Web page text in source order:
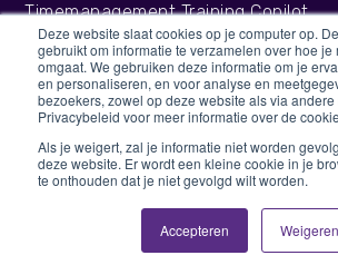
Deze website slaat cookies op je computer op.
gebruikt om informatie te verzamelen over hoe je
omgaat. We gebruiken deze informatie om je
en personaliseren, en voor analyse en
bezoekers, zowel op deze website als via
Privacybeleid voor meer informatie over de
Als je weigert, zal je informatie niet worden
deze website. Er wordt een kleine cookie in je
te onthouden dat je niet gevolgd wilt worden.
Accepteren Weigeren
Timemanagement Training Copilot
Timemanagement Training Gemeente
Time Management Workshop
Training in time management
Training Timemanagement Outlook